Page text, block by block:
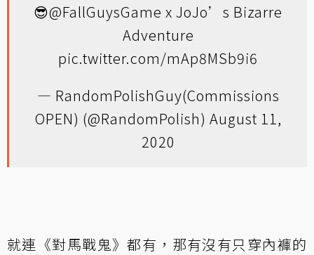
😎@FallGuysGame x JoJo’s Bizarre
Adventure
pic.twitter.com/mAp8MSb9i6
— RandomPolishGuy(Commissions
OPEN) (@RandomPolish) August 11,
2020
就連《對馬戰鬼》都有，那有沒有只穿內褲的